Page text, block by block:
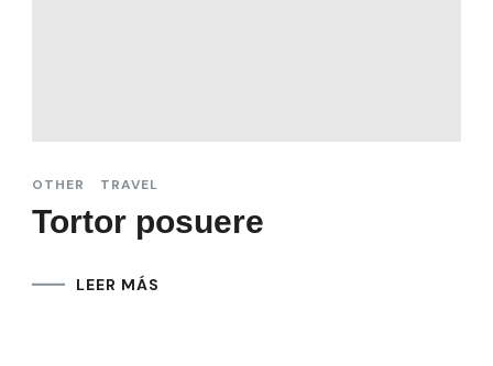
OTHER TRAVEL
Tortor posuere
LEER MÁS